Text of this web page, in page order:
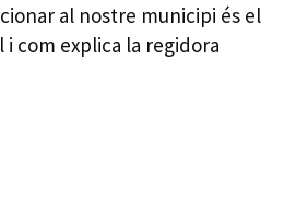
al nostre municipi és el
i com explica la regidora